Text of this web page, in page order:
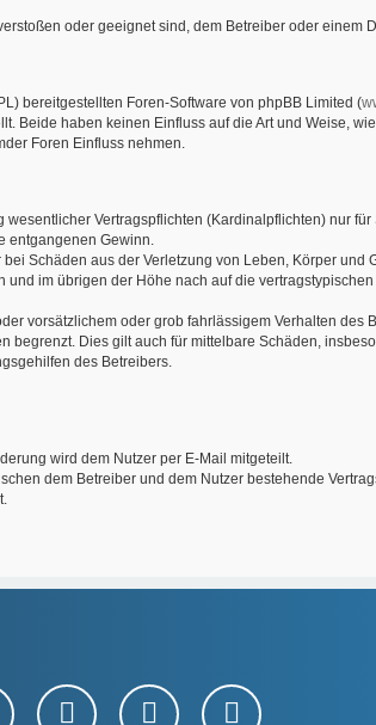
oder geeignet sind, dem Betreiber oder einem
bereitgestellten Foren-Software von phpBB Limited (
Beide haben keinen Einfluss auf die Art und Weise,
Foren Einfluss nehmen.
Vertragspflichten (Kardinalpflichten) nur
entgangenen Gewinn.
Schäden aus der Verletzung von Leben, Körper und
im übrigen der Höhe nach auf die
vorsätzlichem oder grob fahrlässigem Verhalten des
Dies gilt auch für mittelbare Schäden,
des Betreibers.
wird dem Nutzer per E-Mail mitgeteilt.
dem Betreiber und dem Nutzer bestehende